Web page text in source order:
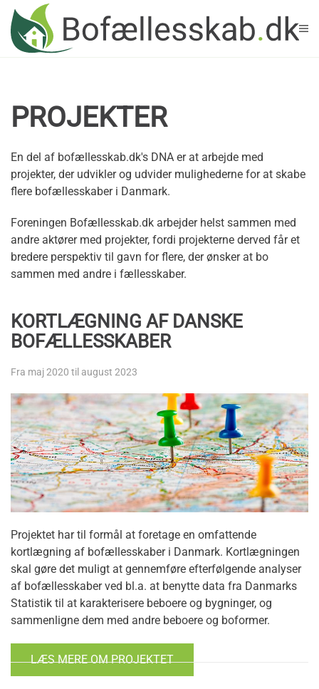
Skip to main content
PROJEKTER
En del af bofællesskab.dk's DNA er at arbejde med
projekter, der udvikler og udvider mulighederne for at skabe
flere bofællesskaber i Danmark.
Foreningen Bofællesskab.dk arbejder helst sammen med
andre aktører med projekter, fordi projekterne derved får et
bredere perspektiv til gavn for flere, der ønsker at bo
sammen med andre i fællesskaber.
KORTLÆGNING AF DANSKE
BOFÆLLESSKABER
Fra maj 2020 til august 2023
Projektet har til formål at foretage en omfattende
kortlægning af bofællesskaber i Danmark. Kortlægningen
skal gøre det muligt at gennemføre efterfølgende analyser
af bofællesskaber ved bl.a. at benytte data fra Danmarks
Statistik til at karakterisere beboere og bygninger, og
sammenligne dem med andre beboere og boformer.
LÆS MERE OM PROJEKTET